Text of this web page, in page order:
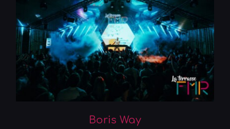
Boris Way